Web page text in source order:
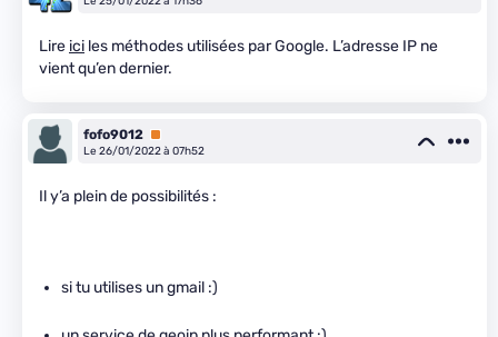
Lire ici les méthodes utilisées par Google. L’adresse IP ne
vient qu’en dernier.
fofo9012 Premium
Le 26/01/2022 à 07h52
Il y’a plein de possibilités :
si tu utilises un gmail :)